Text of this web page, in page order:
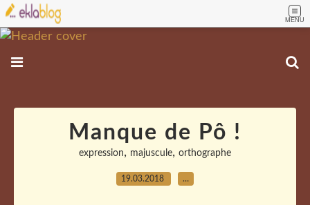
MENU
Manque de Pô !
expression, majuscule, orthographe
19.03.2018 …